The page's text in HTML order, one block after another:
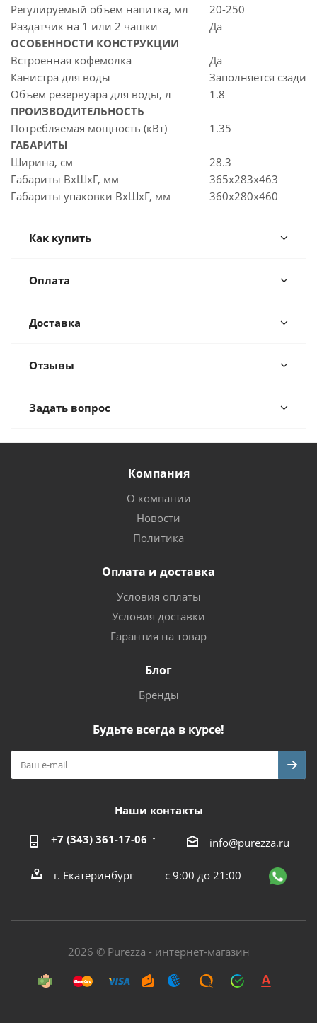
Регулируемый объем напитка, мл
20-250
Раздатчик на 1 или 2 чашки
Да
ОСОБЕННОСТИ КОНСТРУКЦИИ
Встроенная кофемолка
Да
Канистра для воды
Заполняется сзади
Объем резервуара для воды, л
1.8
ПРОИЗВОДИТЕЛЬНОСТЬ
Потребляемая мощность (кВт)
1.35
ГАБАРИТЫ
Ширина, см
28.3
Габариты ВхШхГ, мм
365х283х463
Габариты упаковки ВхШхГ, мм
360х280х460
Как купить
Оплата
Доставка
Отзывы
Задать вопрос
Компания
О компании
Новости
Политика
Оплата и доставка
Условия оплаты
Условия доставки
Гарантия на товар
Блог
Бренды
Будьте всегда в курсе!
Наши контакты
+7 (343) 361-17-06 info@purezza.ru
г. Екатеринбург с 9:00 до 21:00
2026 © Purezza - интернет-магазин